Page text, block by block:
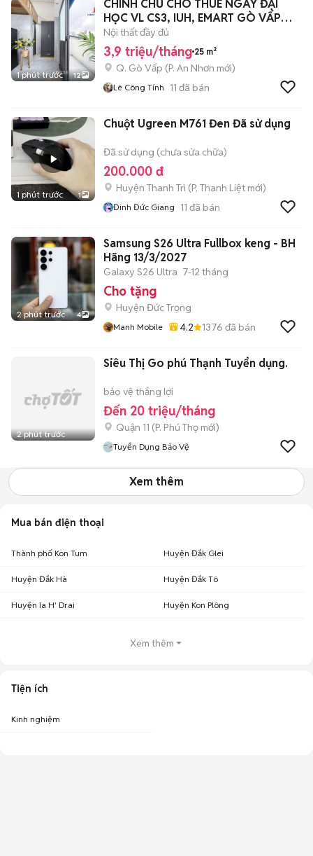
1 phút trước 12
CHÍNH CHỦ CHO THUÊ NGAY ĐẠI
HỌC VL CS3, IUH, EMART GÒ VẤP
FULL NT GV
Nội thất đầy đủ
3,9 triệu/tháng 25 m²
Q. Gò Vấp (P. An Nhơn mới)
Lê Công Tính 11 đã bán
1 phút trước 1
Chuột Ugreen M761 Đen Đã sử dụng
Đã sử dụng (chưa sửa chữa)
200.000 đ
Huyện Thanh Trì (P. Thanh Liệt mới)
Đinh Đức Giang 11 đã bán
2 phút trước 4
Samsung S26 Ultra Fullbox keng - BH
Hãng 13/3/2027
Galaxy S26 Ultra 7-12 tháng
Cho tặng
Huyện Đức Trọng
Manh Mobile 4.2 1376 đã bán
2 phút trước
Siêu Thị Go phú Thạnh Tuyển dụng.
bảo vệ thắng lợi
Đến 20 triệu/tháng
Quận 11 (P. Phú Thọ mới)
Tuyển Dụng Bảo Vệ
Xem thêm
Mua bán điện thoại
Thành phố Kon Tum Huyện Đắk Glei
Huyện Đắk Hà Huyện Đắk Tô
Huyện Ia H' Drai Huyện Kon Plông
Xem thêm
Tiện ích
Kinh nghiệm